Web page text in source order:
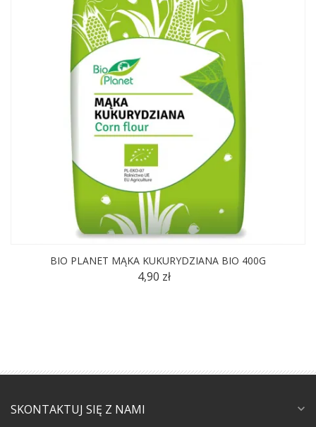
BIO PLANET MĄKA KUKURYDZIANA BIO 400G
4,90 zł
SKONTAKTUJ SIĘ Z NAMI expand_more